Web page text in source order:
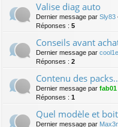
Valise diag auto
Dernier message par Sly83
Réponses : 5
Conseils avant
Dernier message par
Réponses : 2
Contenu des
Dernier message par fab01
Réponses : 1
Quel modèle et
Dernier message par